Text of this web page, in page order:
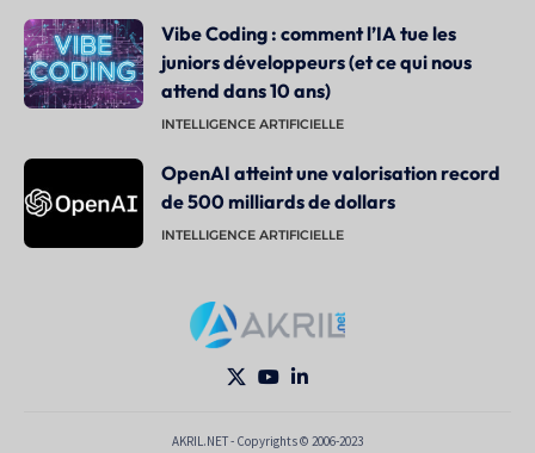
Vibe Coding : comment l’IA tue les
juniors développeurs (et ce qui nous
attend dans 10 ans)
INTELLIGENCE ARTIFICIELLE
OpenAI atteint une valorisation record
de 500 milliards de dollars
INTELLIGENCE ARTIFICIELLE
AKRIL.NET - Copyrights © 2006-2023